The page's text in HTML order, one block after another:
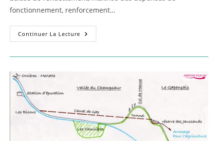
fonctionnement, renforcement…
Continuer La Lecture Finances
En